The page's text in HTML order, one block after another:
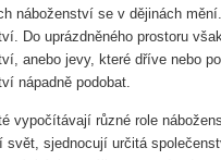
náboženství se v dějinách
Do uprázdněného prostoru
anebo jevy, které dříve nebo
nápadně podobat.
vypočítávají různé role
svět, sjednocují určitá